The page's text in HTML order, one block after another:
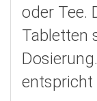
oder Tee.
Tabletten
entspricht